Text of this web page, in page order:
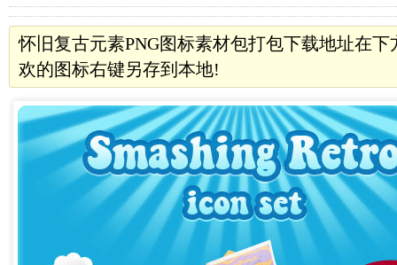
怀旧复古元素PNG图标素材包打包下载地址在
欢的图标右键另存到本地!